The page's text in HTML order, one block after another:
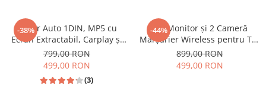
-38%
Player Auto 1DIN, MP5 cu
Ecran Extractabil, Carplay și
Android Auto WiFi, Bluetooth,
USB
799,00 RON
499,00 RON
(3)
-44%
Set Monitor și 2 Cameră
Mărșarier Wireless pentru Tir,
Duba, Camion, Autocar, 1080P
FHD, Unghi 150° Night Vision,
rezistență la apă și praf, grad
899,00 RON
499,00 RON